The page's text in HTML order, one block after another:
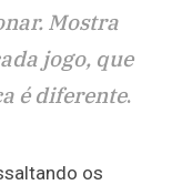
Mostra
jogo, que
é diferente.
os